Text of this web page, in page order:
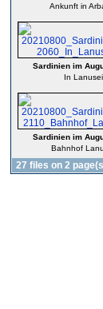
Ankunft in
Sardinien im
In Lanusei
Sardinien im
Bahnhof
27 files on 2